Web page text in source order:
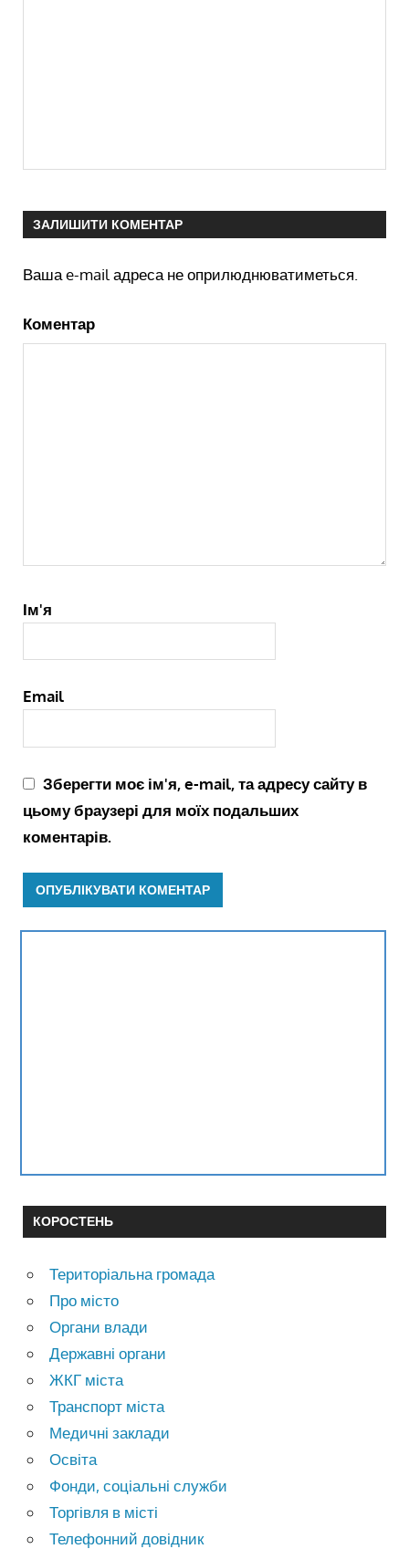
ЗАЛИШИТИ КОМЕНТАР
Ваша e-mail адреса не оприлюднюватиметься.
Коментар
Ім'я
Email
Зберегти моє ім'я, e-mail, та адресу сайту в
цьому браузері для моїх подальших
коментарів.
КОРОСТЕНЬ
Територіальна громада
Про місто
Органи влади
Державні органи
ЖКГ міста
Транспорт міста
Медичні заклади
Освіта
Фонди, соціальні служби
Торгівля в місті
Телефонний довідник